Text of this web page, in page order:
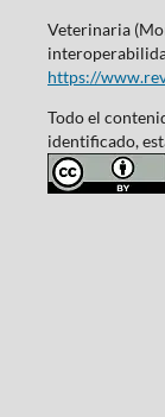
Veterinaria
https://
Todo el
identificado,